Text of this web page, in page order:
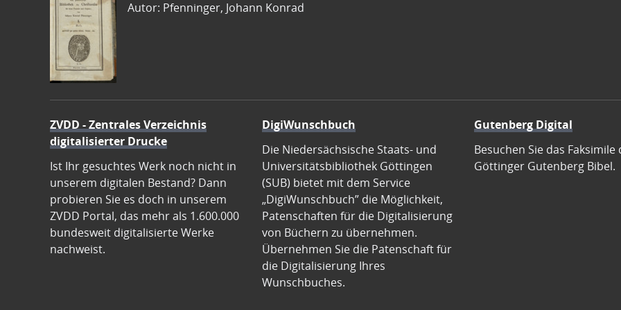
Autor: Pfenninger, Johann Konrad
ZVDD - Zentrales Verzeichnis
digitalisierter Drucke
Ist Ihr gesuchtes Werk noch nicht in
unserem digitalen Bestand? Dann
probieren Sie es doch in unserem
ZVDD Portal, das mehr als 1.600.000
bundesweit digitalisierte Werke
nachweist.
DigiWunschbuch
Die Niedersächsische Staats- und
Universitätsbibliothek Göttingen
(SUB) bietet mit dem Service
„DigiWunschbuch” die Möglichkeit,
Patenschaften für die Digitalisierung
von Büchern zu übernehmen.
Übernehmen Sie die Patenschaft für
die Digitalisierung Ihres
Wunschbuches.
Gutenberg Digital
Besuchen Sie das Faksimile
Göttinger Gutenberg Bibel.